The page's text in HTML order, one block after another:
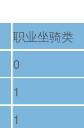
职业坐骑类
0
1
1